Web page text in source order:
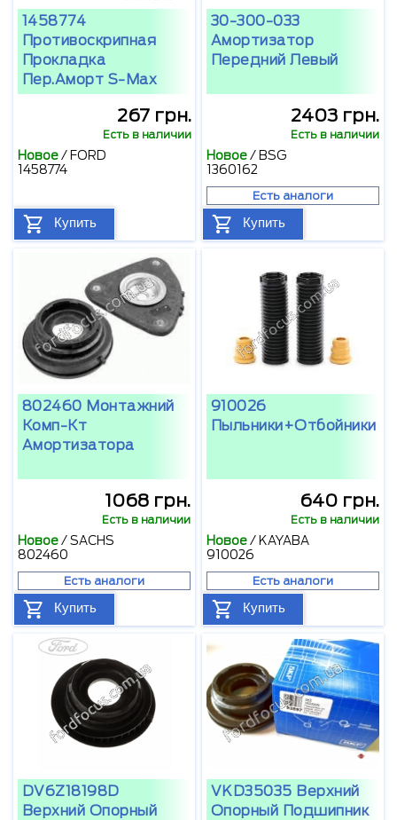
1458774
Противоскрипная
Прокладка
Пер.аморт S-Max
267 грн.
Есть в наличии
Новое/ FORD
1458774
Купить
30-300-033
Амортизатор
Передний Левый
2403 грн.
Есть в наличии
Новое/ BSG
1360162
Есть аналоги
Купить
802460 Монтажний
Комп-Кт
Амортизатора
1068 грн.
Есть в наличии
Новое/SACHS
802460
Есть аналоги
Купить
910026
Пыльники+отбойники
640 грн.
Есть в наличии
Новое/ KAYABA
910026
Есть аналоги
Купить
DV6Z18198D
Верхний Опорный
VKD35035 Верхний
Опорный Подшипник